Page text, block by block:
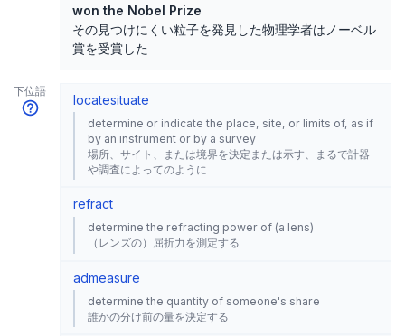
won the Nobel Prize
その見つけにくい粒子を発見した物理学者はノーベル
賞を受賞した
下位語
locatesituate
determine or indicate the place, site, or limits of, as if
by an instrument or by a survey
場所、サイト、または境界を決定または示す、まるで計器
や調査によってのように
refract
determine the refracting power of (a lens)
（レンズの）屈折力を測定する
admeasure
determine the quantity of someone's share
誰かの分け前の量を決定する